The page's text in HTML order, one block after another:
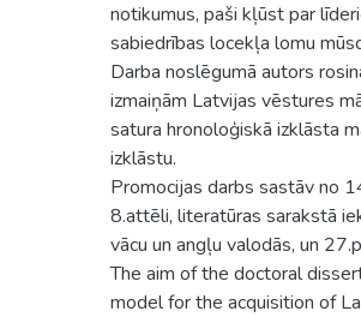
notikumus, paši kļūst par
sabiedrības locekļa lomu
Darba noslēgumā autors
izmaiņām Latvijas vēstures
satura hronoloģiskā izklāsta
izklāstu.
Promocijas darbs sastāv no
8.attēli, literatūras sarakstā
vācu un angļu valodās, un
The aim of the doctoral
model for the acquisition of